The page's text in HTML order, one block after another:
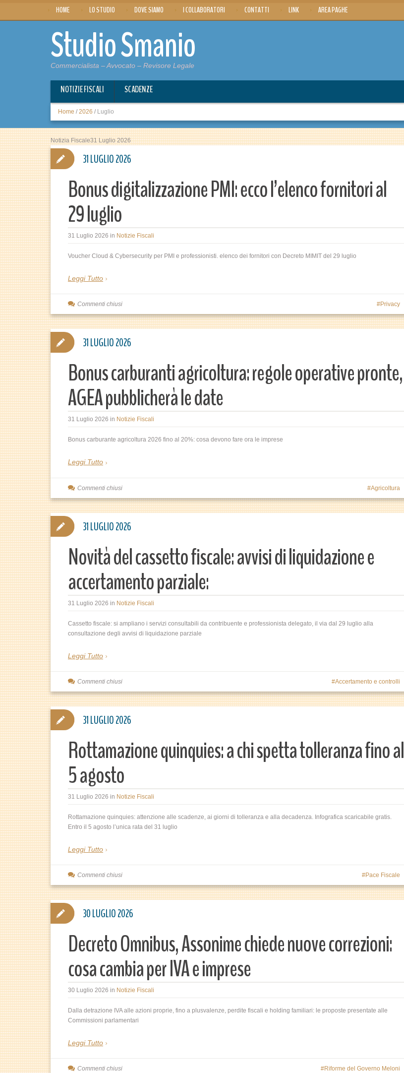
HOME LO STUDIO DOVE SIAMO I COLLABORATORI CONTATTI LINK AREA PAGHE
Studio Smanio
Commercialista – Avvocato – Revisore Legale
NOTIZIE FISCALI SCADENZE
Home / 2026 / Luglio
Notizia Fiscale31 Luglio 2026
Bonus digitalizzazione PMI: ecco l’elenco fornitori al
29 luglio
31 Luglio 2026 in Notizie Fiscali
Voucher Cloud & Cybersecurity per PMI e professionisti. elenco dei fornitori con Decreto MIMIT del 29 luglio
Leggi Tutto
31 LUGLIO 2026
Privacy
Commenti chiusi
Bonus carburanti agricoltura: regole operative pronte,
AGEA pubblicherà le date
31 Luglio 2026 in Notizie Fiscali
Bonus carburante agricoltura 2026 fino al 20%: cosa devono fare ora le imprese
Leggi Tutto
31 LUGLIO 2026
Agricoltura
Commenti chiusi
Novità del cassetto fiscale: avvisi di liquidazione e
accertamento parziale:
31 Luglio 2026 in Notizie Fiscali
Cassetto fiscale: si ampliano i servizi consultabili da contribuente e professionista delegato, il via dal 29 luglio alla
consultazione degli avvisi di liquidazione parziale
Leggi Tutto
31 LUGLIO 2026
Accertamento e controlli
Commenti chiusi
Rottamazione quinquies: a chi spetta tolleranza fino al
5 agosto
31 Luglio 2026 in Notizie Fiscali
Rottamazione quinquies: attenzione alle scadenze, ai giorni di tolleranza e alla decadenza. Infografica scaricabile gratis.
Entro il 5 agosto l’unica rata del 31 luglio
Leggi Tutto
31 LUGLIO 2026
Pace Fiscale
Commenti chiusi
Decreto Omnibus, Assonime chiede nuove correzioni:
cosa cambia per IVA e imprese
30 Luglio 2026 in Notizie Fiscali
Dalla detrazione IVA alle azioni proprie, fino a plusvalenze, perdite fiscali e holding familiari: le proposte presentate alle
Commissioni parlamentari
Leggi Tutto
30 LUGLIO 2026
Riforme del Governo Meloni
Commenti chiusi